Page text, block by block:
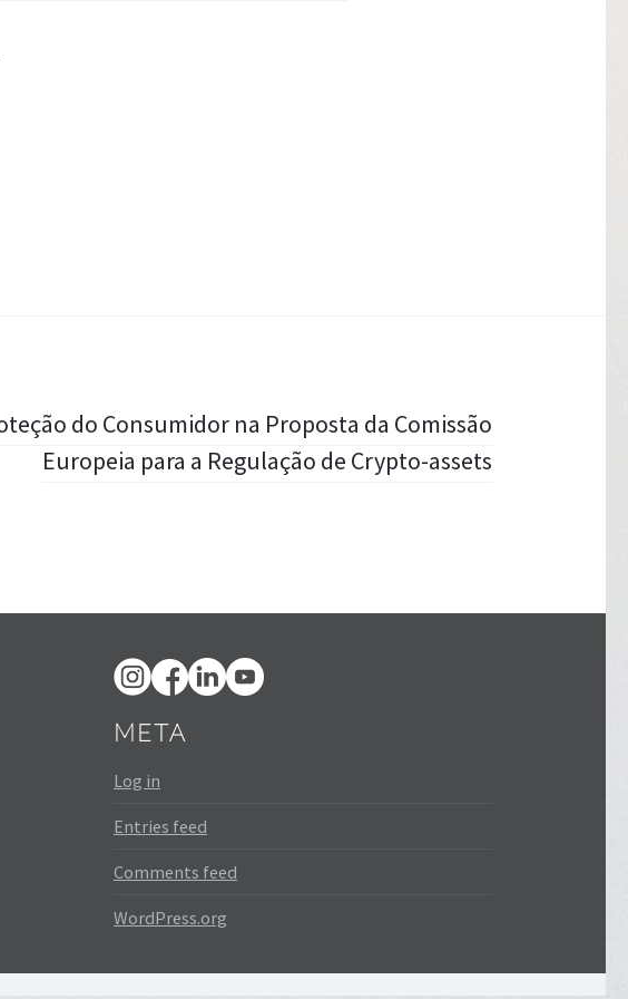
do Consumidor na Proposta da Comissão
Europeia para a Regulação de Crypto-assets
META
Log in
Entries feed
Comments feed
WordPress.org